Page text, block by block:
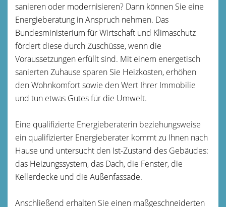
sanieren oder modernisieren? Dann können Sie eine
Energieberatung in Anspruch nehmen. Das
Bundesministerium für Wirtschaft und Klimaschutz
fördert diese durch Zuschüsse, wenn die
Voraussetzungen erfüllt sind. Mit einem energetisch
sanierten Zuhause sparen Sie Heizkosten, erhöhen
den Wohnkomfort sowie den Wert Ihrer Immobilie
und tun etwas Gutes für die Umwelt.
Eine qualifizierte Energieberaterin beziehungsweise
ein qualifizierter Energieberater kommt zu Ihnen nach
Hause und untersucht den Ist-Zustand des Gebäudes:
das Heizungssystem, das Dach, die Fenster, die
Kellerdecke und die Außenfassade.
Anschließend erhalten Sie einen maßgeschneiderten